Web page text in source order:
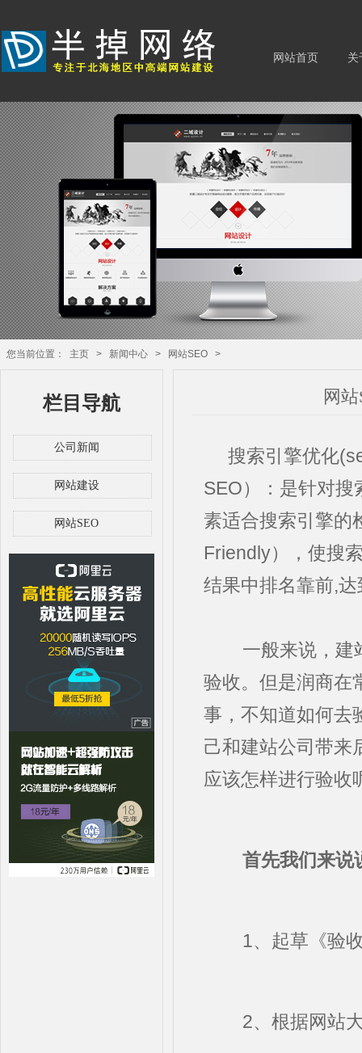
网站首页 关
您当前位置： 主页 > 新闻中心 > 网站SEO >
栏目导航
公司新闻
网站建设
网站SEO
网
搜索引擎优化
SEO）：是针对搜
素适合搜索引擎的
Friendly），使搜
结果中排名靠前,
一般来说，建站
验收。但是润商在
事，不知道如何去
己和建站公司带来
应该怎样进行验收
首先我们来说
1、起草《验收
2、根据网站大